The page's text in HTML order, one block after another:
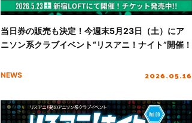
当日券の販売も決定！今週末5月23日（土）にア
ニソン系クラブイベント“リスアニ！ナイト”開催！
NEWS 2026.05.16